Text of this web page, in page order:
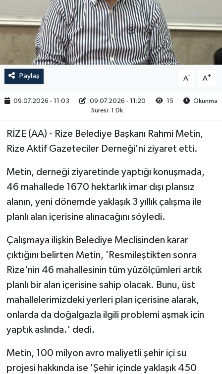
Paylaş A- A+
09.07.2026 - 11:03 09.07.2026 - 11:20 15
Okunma
Süresi: 1 Dk
RİZE (AA) - Rize Belediye Başkanı Rahmi Metin,
Rize Aktif Gazeteciler Derneği'ni ziyaret etti.
Metin, derneği ziyaretinde yaptığı konuşmada,
46 mahallede 1670 hektarlık imar dışı plansız
alanın, yeni dönemde yaklaşık 3 yıllık çalışma ile
planlı alan içerisine alınacağını söyledi.
Çalışmaya ilişkin Belediye Meclisinden karar
çıktığını belirten Metin, 'Resmileştikten sonra
Rize'nin 46 mahallesinin tüm yüzölçümleri artık
planlı bir alan içerisine sahip olacak. Bunu, üst
mahallelerimizdeki yerleri plan içerisine alarak,
onlarda da doğalgazla ilgili problemi aşmak için
yaptık aslında.' dedi.
Metin, 100 milyon avro maliyetli şehir içi su
projesi hakkında ise 'Şehir içinde yaklaşık 450
RESMİ İLAN